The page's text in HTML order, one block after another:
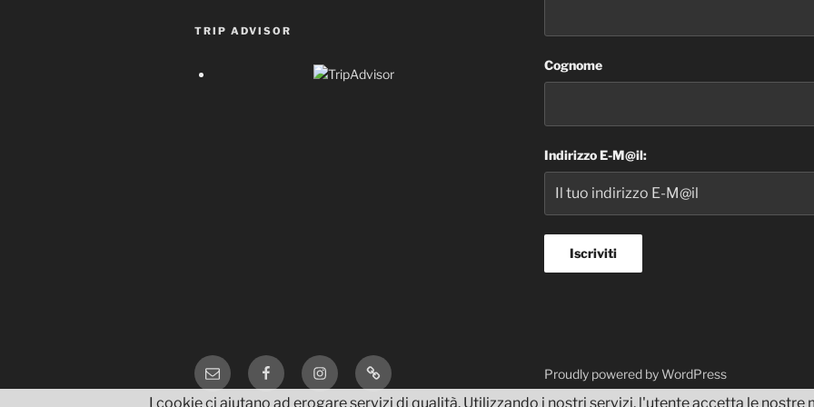
TRIP ADVISOR
Cognome
Indirizzo E-M@il:
Email FacebookInstagramTripAdvisor Proudly powered by WordPress
I cookie ci aiutano ad erogare servizi di qualità. Utilizzando i nostri servizi, l'utente accetta le nostre